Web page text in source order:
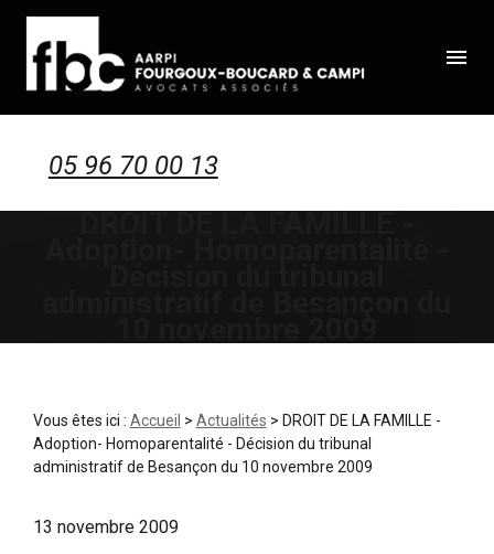
menu
05 96 70 00 13
DROIT DE LA FAMILLE -
Vous êtes ici : Accueil > Actualités > DROIT DE LA FAMILLE -
Adoption- Homoparentalité - Décision du tribunal
administratif de Besançon du 10 novembre 2009
13 novembre 2009
Panneau de gestion des cookies